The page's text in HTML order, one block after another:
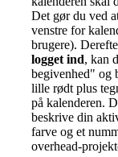
Det gør du ved
venstre for
brugere).
logget ind, kan
begivenhed" og
lille rødt plus
på kalenderen.
beskrive din
farve og et
overhead-